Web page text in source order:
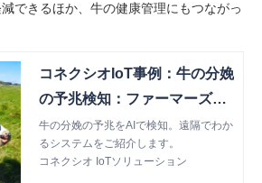
できるほか、牛の健康管理にもつながっ
コネクシオIoT事例：牛の分娩
の予兆検知：ファーマーズサ
ポート株式会社
牛の分娩の予兆をAIで検知。遠隔でわか
るシステムをご紹介します。
コネクシオ IoTソリューション